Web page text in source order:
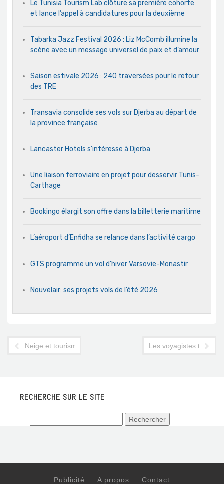
Le Tunisia Tourism Lab clôture sa première cohorte
et lance l’appel à candidatures pour la deuxième
Tabarka Jazz Festival 2026 : Liz McComb illumine la
scène avec un message universel de paix et d’amour
Saison estivale 2026 : 240 traversées pour le retour
des TRE
Transavia consolide ses vols sur Djerba au départ de
la province française
Lancaster Hotels s’intéresse à Djerba
Une liaison ferroviaire en projet pour desservir Tunis-
Carthage
Bookingo élargit son offre dans la billetterie maritime
L’aéroport d’Enfidha se relance dans l’activité cargo
GTS programme un vol d’hiver Varsovie-Monastir
Nouvelair: ses projets vols de l’été 2026
Neige et tourisme ne font pas bon ménageLes voyagistes
RECHERCHE SUR LE SITE
Publicité A propos Contact